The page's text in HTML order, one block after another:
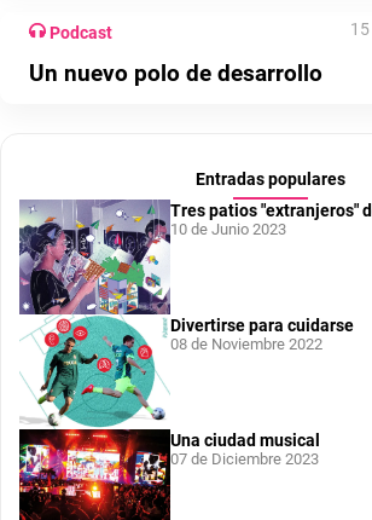
Podcast
Un nuevo polo de desarrollo
Entradas populares
Tres patios "extranjeros"
10 de Junio 2023
Divertirse para cuidarse
08 de Noviembre 2022
Una ciudad musical
07 de Diciembre 2023